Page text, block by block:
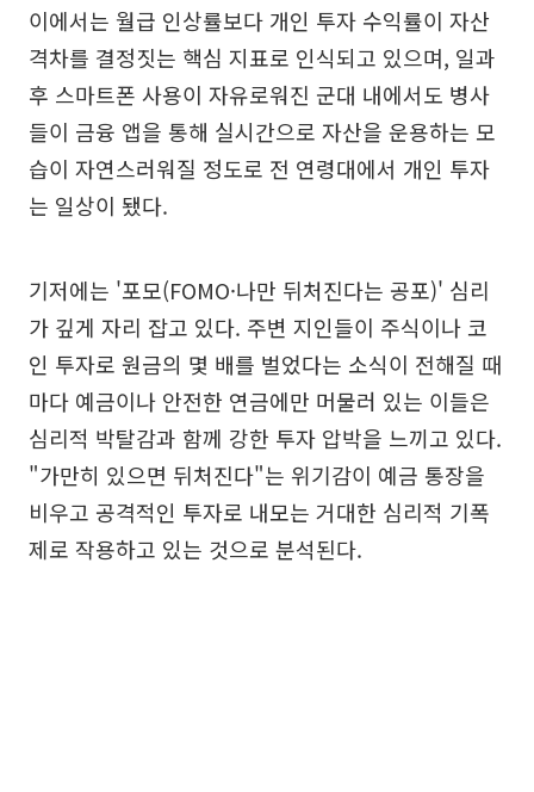
이에서는 월급 인상률보다 개인 투자 수익률이 자산
격차를 결정짓는 핵심 지표로 인식되고 있으며, 일과
후 스마트폰 사용이 자유로워진 군대 내에서도 병사
들이 금융 앱을 통해 실시간으로 자산을 운용하는 모
습이 자연스러워질 정도로 전 연령대에서 개인 투자
는 일상이 됐다.
기저에는 '포모(FOMO·나만 뒤처진다는 공포)' 심리
가 깊게 자리 잡고 있다. 주변 지인들이 주식이나 코
인 투자로 원금의 몇 배를 벌었다는 소식이 전해질 때
마다 예금이나 안전한 연금에만 머물러 있는 이들은
심리적 박탈감과 함께 강한 투자 압박을 느끼고 있다.
"가만히 있으면 뒤처진다"는 위기감이 예금 통장을
비우고 공격적인 투자로 내모는 거대한 심리적 기폭
제로 작용하고 있는 것으로 분석된다.